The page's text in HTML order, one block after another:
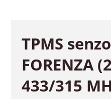
TPMS
FORENZA
433/315